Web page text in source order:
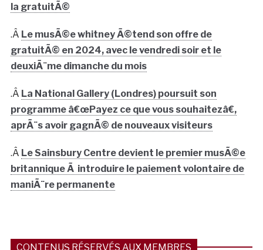
la gratuitÃ©
.Â Le musÃ©e whitney Ã©tend son offre de
gratuitÃ© en 2024, avec le vendredi soir et le
deuxiÃ¨me dimanche du mois
.Â La National Gallery (Londres) poursuit son
programme â€œPayez ce que vous souhaitezâ€,
aprÃ¨s avoir gagnÃ© de nouveaux visiteurs
.Â Le Sainsbury Centre devient le premier musÃ©e
britannique Ã introduire le paiement volontaire de
maniÃ¨re permanente
CONTENUS RÉSERVÉS AUX MEMBRES